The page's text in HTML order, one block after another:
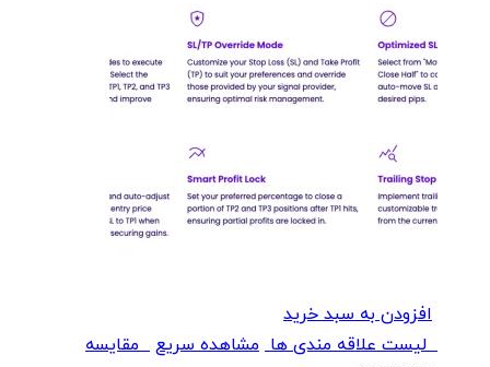
افزودن به سبد خرید
لیست علاقه مندی ها مشاهده سریعمقایسه